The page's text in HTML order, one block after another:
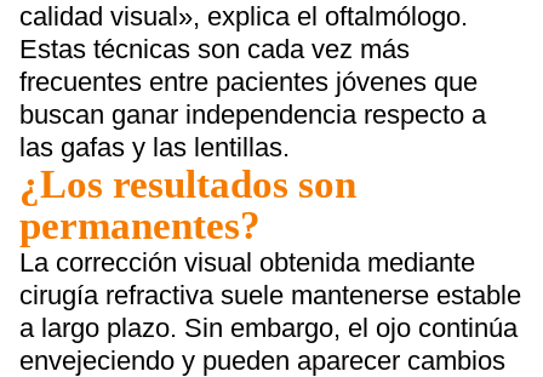
calidad visual», explica el oftalmólogo.
Estas técnicas son cada vez más
frecuentes entre pacientes jóvenes que
buscan ganar independencia respecto a
las gafas y las lentillas.
¿Los resultados son
permanentes?
La corrección visual obtenida mediante
cirugía refractiva suele mantenerse estable
a largo plazo. Sin embargo, el ojo continúa
envejeciendo y pueden aparecer cambios